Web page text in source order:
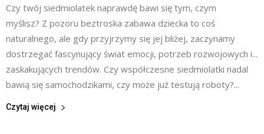
Czy twój siedmiolatek naprawdę bawi się tym, czym
myślisz? Z pozoru beztroska zabawa dziecka to coś
naturalnego, ale gdy przyjrzymy się jej bliżej, zaczynamy
dostrzegać fascynujący świat emocji, potrzeb rozwojowych i...
zaskakujących trendów. Czy współczesne siedmiolatki nadal
bawią się samochodzikami, czy może już testują roboty?...
Czytaj więcej